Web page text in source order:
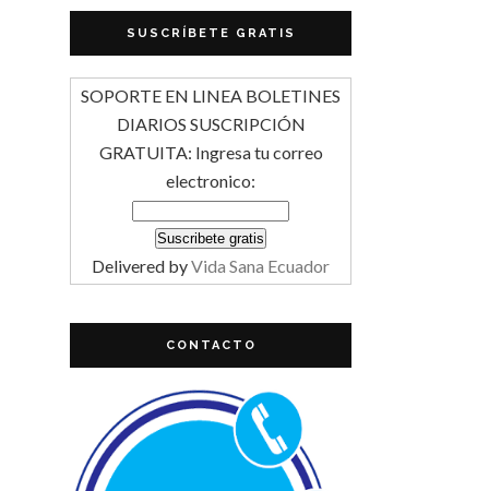
SUSCRÍBETE GRATIS
SOPORTE EN LINEA BOLETINES
DIARIOS SUSCRIPCIÓN
GRATUITA: Ingresa tu correo
electronico:
Delivered byVida Sana Ecuador
CONTACTO